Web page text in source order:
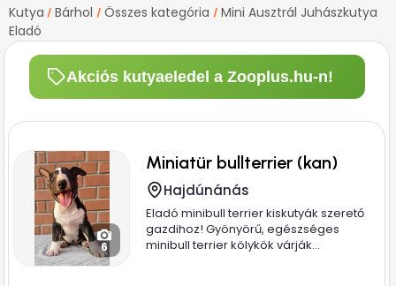
Kutya / Bárhol / Összes kategória / Mini Ausztrál Juhászkutya
Eladó
Akciós kutyaeledel a Zooplus.hu-n!
6
Miniatür bullterrier (kan)
Hajdúnánás
Eladó minibull terrier kiskutyák szerető
gazdihoz! Gyönyörű, egészséges
minibull terrier kölykök várják...